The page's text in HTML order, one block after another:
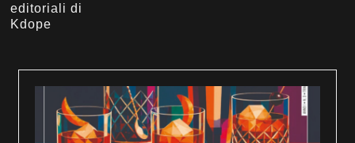
editoriali di
Kdope